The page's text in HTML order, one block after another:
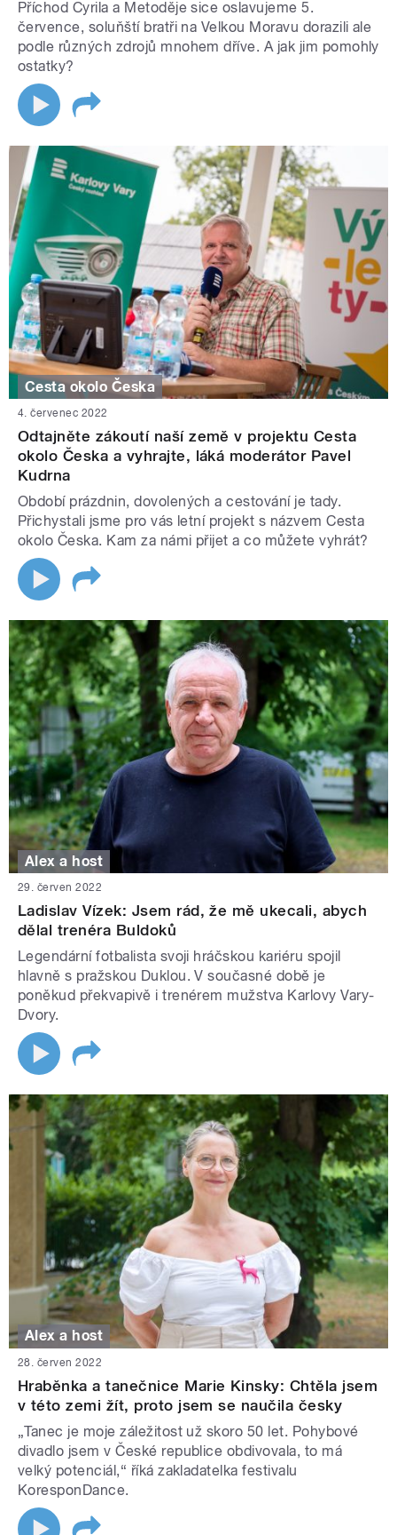
Příchod Cyrila a Metoděje sice oslavujeme 5.
července, soluňští bratři na Velkou Moravu dorazili ale
podle různých zdrojů mnohem dříve. A jak jim pomohly
ostatky?
Cesta okolo Česka
4. červenec 2022
Odtajněte zákoutí naší země v projektu Cesta
okolo Česka a vyhrajte, láká moderátor Pavel
Kudrna
Období prázdnin, dovolených a cestování je tady.
Přichystali jsme pro vás letní projekt s názvem Cesta
okolo Česka. Kam za námi přijet a co můžete vyhrát?
Alex a host
29. červen 2022
Ladislav Vízek: Jsem rád, že mě ukecali, abych
dělal trenéra Buldoků
Legendární fotbalista svoji hráčskou kariéru spojil
hlavně s pražskou Duklou. V současné době je
poněkud překvapivě i trenérem mužstva Karlovy Vary-
Dvory.
Alex a host
28. červen 2022
Hraběnka a tanečnice Marie Kinsky: Chtěla jsem
v této zemi žít, proto jsem se naučila česky
„Tanec je moje záležitost už skoro 50 let. Pohybové
divadlo jsem v České republice obdivovala, to má
velký potenciál,“ říká zakladatelka festivalu
KoresponDance.